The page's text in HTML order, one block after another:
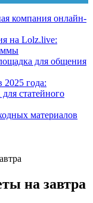
компания онлайн-
на Lolz.live:
для общения
2025 года:
статейного
материалов
на завтра